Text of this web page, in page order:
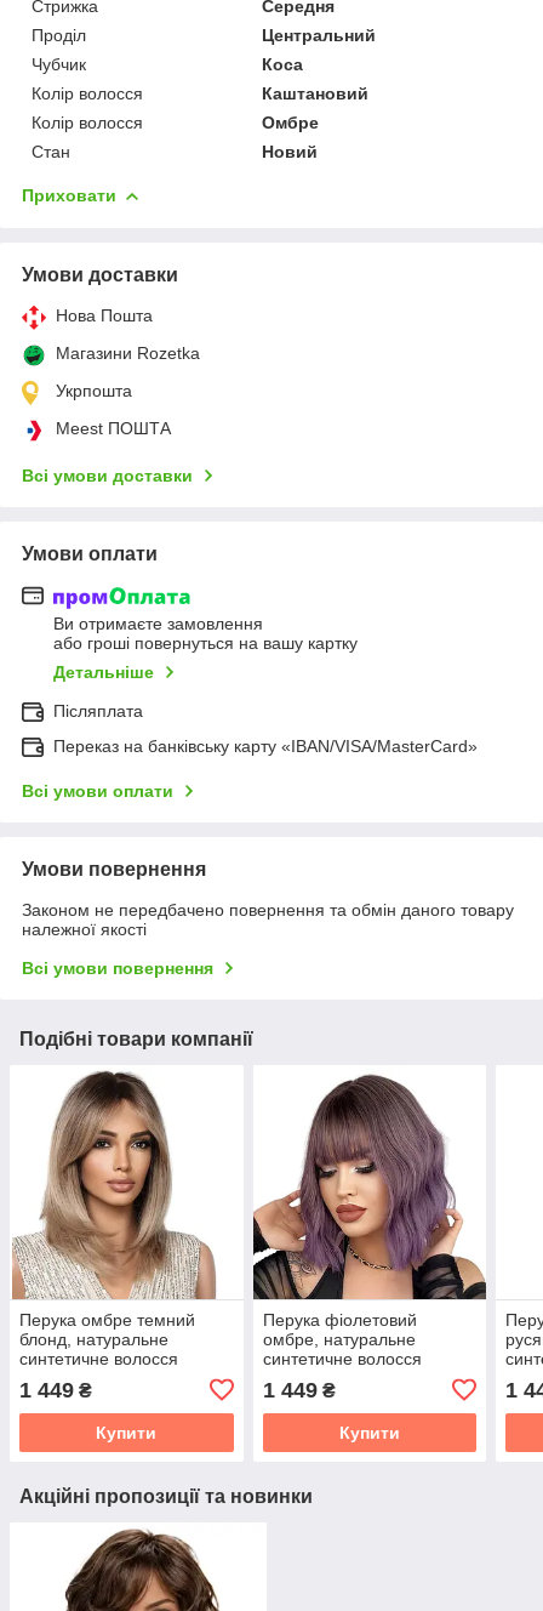
Стрижка
Середня
Проділ
Центральний
Чубчик
Коса
Колір волосся
Каштановий
Колір волосся
Омбре
Стан
Новий
Приховати
Умови доставки
Нова Пошта
Магазини Rozetka
Укрпошта
Meest ПОШТА
Всі умови доставки
Умови оплати
Ви отримаєте замовлення
або гроші повернуться на вашу картку
Детальніше
Післяплата
Переказ на банківську карту «IBAN/VISA/MasterCard»
Всі умови оплати
Умови повернення
Законом не передбачено повернення та обмін даного товару
належної якості
Всі умови повернення
Подібні товари компанії
Перука омбре темний
блонд, натуральне
синтетичне волосся
1 449 ₴
Купити
Перука фіолетовий
омбре, натуральне
синтетичне волосся
1 449₴
Купити
1
Акційні пропозиції та новинки